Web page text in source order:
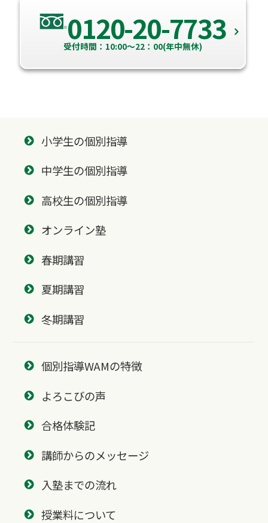
0120-20-7733
受付時間：10:00～22：00(年中無休)
小学生の個別指導
中学生の個別指導
高校生の個別指導
オンライン塾
春期講習
夏期講習
冬期講習
個別指導WAMの特徴
よろこびの声
合格体験記
講師からのメッセージ
入塾までの流れ
授業料について